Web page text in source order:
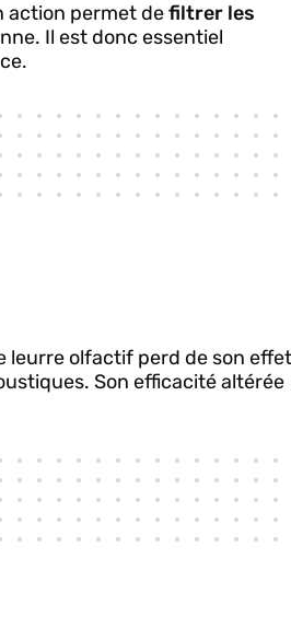
action permet defiltrer les
Il est donc essentiel
leurre olfactif perd de son effet
Son efficacité altérée